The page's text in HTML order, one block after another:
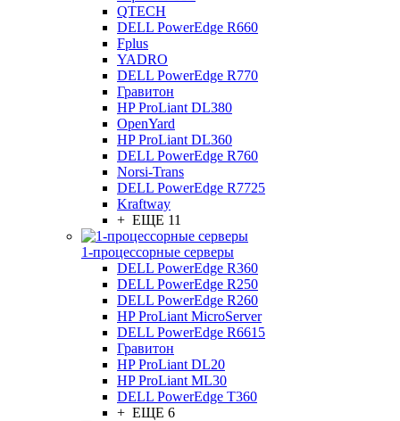
QTECH
DELL PowerEdge R660
Fplus
YADRO
DELL PowerEdge R770
Гравитон
HP ProLiant DL380
OpenYard
HP ProLiant DL360
DELL PowerEdge R760
Norsi-Trans
DELL PowerEdge R7725
Kraftway
+ ЕЩЕ 11
1-процессорные серверы
DELL PowerEdge R360
DELL PowerEdge R250
DELL PowerEdge R260
HP ProLiant MicroServer
DELL PowerEdge R6615
Гравитон
HP ProLiant DL20
HP ProLiant ML30
DELL PowerEdge T360
+ ЕЩЕ 6